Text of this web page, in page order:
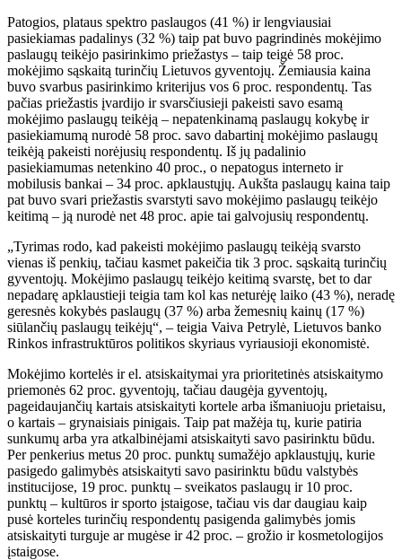
Patogios, plataus spektro paslaugos (41 %) ir lengviausiai
pasiekiamas padalinys (32 %) taip pat buvo pagrindinės mokėjimo
paslaugų teikėjo pasirinkimo priežastys – taip teigė 58 proc.
mokėjimo sąskaitą turinčių Lietuvos gyventojų. Žemiausia kaina
buvo svarbus pasirinkimo kriterijus vos 6 proc. respondentų. Tas
pačias priežastis įvardijo ir svarsčiusieji pakeisti savo esamą
mokėjimo paslaugų teikėją – nepatenkinamą paslaugų kokybę ir
pasiekiamumą nurodė 58 proc. savo dabartinį mokėjimo paslaugų
teikėją pakeisti norėjusių respondentų. Iš jų padalinio
pasiekiamumas netenkino 40 proc., o nepatogus interneto ir
mobilusis bankai – 34 proc. apklaustųjų. Aukšta paslaugų kaina taip
pat buvo svari priežastis svarstyti savo mokėjimo paslaugų teikėjo
keitimą – ją nurodė net 48 proc. apie tai galvojusių respondentų.
„Tyrimas rodo, kad pakeisti mokėjimo paslaugų teikėją svarsto
vienas iš penkių, tačiau kasmet pakeičia tik 3 proc. sąskaitą turinčių
gyventojų. Mokėjimo paslaugų teikėjo keitimą svarstę, bet to dar
nepadarę apklaustieji teigia tam kol kas neturėję laiko (43 %), neradę
geresnės kokybės paslaugų (37 %) arba žemesnių kainų (17 %)
siūlančių paslaugų teikėjų“, – teigia Vaiva Petrylė, Lietuvos banko
Rinkos infrastruktūros politikos skyriaus vyriausioji ekonomistė.
Mokėjimo kortelės ir el. atsiskaitymai yra prioritetinės atsiskaitymo
priemonės 62 proc. gyventojų, tačiau daugėja gyventojų,
pageidaujančių kartais atsiskaityti kortele arba išmaniuoju prietaisu,
o kartais – grynaisiais pinigais. Taip pat mažėja tų, kurie patiria
sunkumų arba yra atkalbinėjami atsiskaityti savo pasirinktu būdu.
Per penkerius metus 20 proc. punktų sumažėjo apklaustųjų, kurie
pasigedo galimybės atsiskaityti savo pasirinktu būdu valstybės
institucijose, 19 proc. punktų – sveikatos paslaugų ir 10 proc.
punktų – kultūros ir sporto įstaigose, tačiau vis dar daugiau kaip
pusė korteles turinčių respondentų pasigenda galimybės jomis
atsiskaityti turguje ar mugėse ir 42 proc. – grožio ir kosmetologijos
įstaigose.